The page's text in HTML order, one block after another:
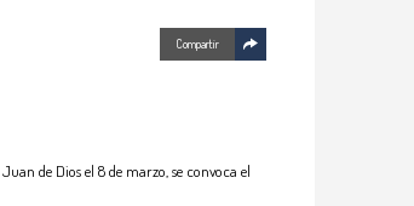
Compartir
de Dios el 8 de marzo, se convoca el